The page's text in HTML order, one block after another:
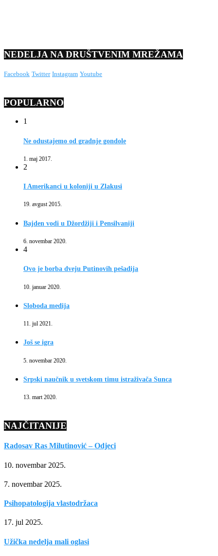
NEDELJA NA DRUŠTVENIM MREŽAMA
Facebook Twitter Instagram Youtube
POPULARNO
1
Ne odustajemo od gradnje gondole
1. maj 2017.
2
I Amerikanci u koloniji u Zlakusi
19. avgust 2015.
Bajden vodi u Džordžiji i Pensilvaniji
6. novembar 2020.
4
Ovo je borba dveju Putinovih pešadija
10. januar 2020.
Sloboda medija
11. jul 2021.
Još se igra
5. novembar 2020.
Srpski naučnik u svetskom timu istraživača Sunca
13. mart 2020.
NAJČITANIJE
Radosav Ras Milutinović – Odjeci
10. novembar 2025.
7. novembar 2025.
Psihopatologija vlastodržaca
17. jul 2025.
Užička nedelja mali oglasi